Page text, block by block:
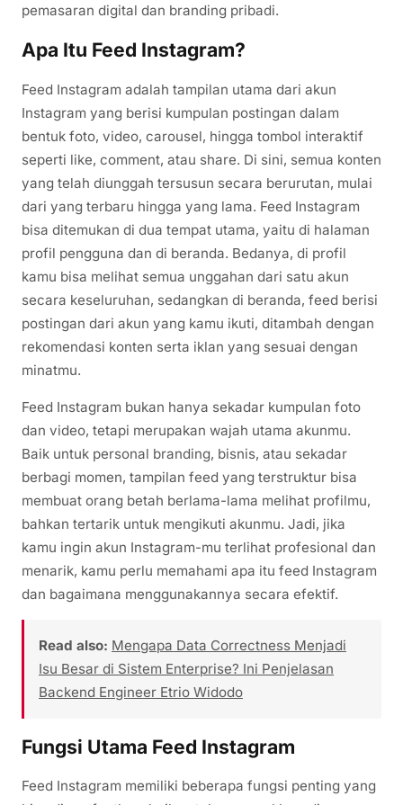
pemasaran digital dan branding pribadi.
Apa Itu Feed Instagram?
Feed Instagram adalah tampilan utama dari akun
Instagram yang berisi kumpulan postingan dalam
bentuk foto, video, carousel, hingga tombol interaktif
seperti like, comment, atau share. Di sini, semua konten
yang telah diunggah tersusun secara berurutan, mulai
dari yang terbaru hingga yang lama. Feed Instagram
bisa ditemukan di dua tempat utama, yaitu di halaman
profil pengguna dan di beranda. Bedanya, di profil
kamu bisa melihat semua unggahan dari satu akun
secara keseluruhan, sedangkan di beranda, feed berisi
postingan dari akun yang kamu ikuti, ditambah dengan
rekomendasi konten serta iklan yang sesuai dengan
minatmu.
Feed Instagram bukan hanya sekadar kumpulan foto
dan video, tetapi merupakan wajah utama akunmu.
Baik untuk personal branding, bisnis, atau sekadar
berbagi momen, tampilan feed yang terstruktur bisa
membuat orang betah berlama-lama melihat profilmu,
bahkan tertarik untuk mengikuti akunmu. Jadi, jika
kamu ingin akun Instagram-mu terlihat profesional dan
menarik, kamu perlu memahami apa itu feed Instagram
dan bagaimana menggunakannya secara efektif.
Read also: Mengapa Data Correctness Menjadi
Isu Besar di Sistem Enterprise? Ini Penjelasan
Backend Engineer Etrio Widodo
Fungsi Utama Feed Instagram
Feed Instagram memiliki beberapa fungsi penting yang